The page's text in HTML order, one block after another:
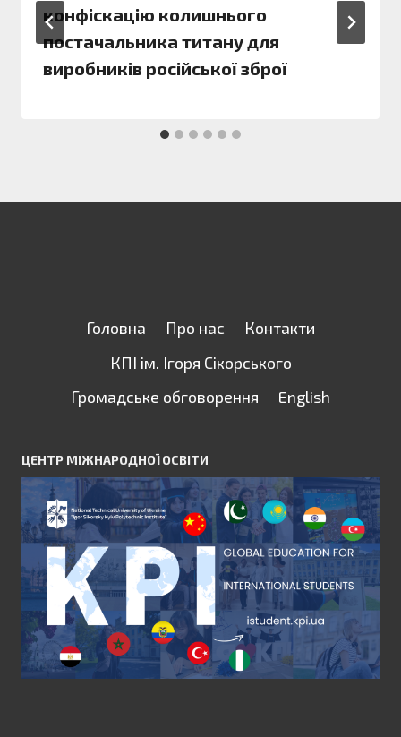
конфіскацію колишнього
постачальника титану для
виробників російської зброї
Головна Про нас
Контакти
КПІ ім. Ігоря Сікорського
Громадське обговорення
English
ЦЕНТР МІЖНАРОДНОЇ ОСВІТИ